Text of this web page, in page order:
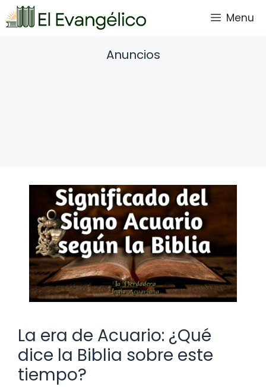
Saltar
al
Menu
Anuncios
La era de Acuario: ¿Qué
dice la Biblia sobre este
tiempo?